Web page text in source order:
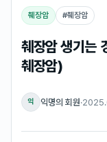
췌장암 #췌장암
췌장암 생기는
췌장암)
익 익명의 회원·